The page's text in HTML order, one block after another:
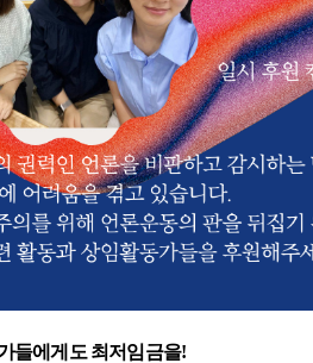
들에게도 최저임금을!